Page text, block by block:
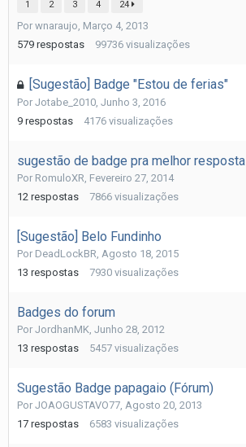
1 2 3 4 24
Por wnaraujo, Março 4, 2013
579 respostas 99736 visualizações
[Sugestão] Badge "Estou de ferias"
Por Jotabe_2010, Junho 3, 2016
9 respostas 4176 visualizações
sugestão de badge pra melhor resposta
Por RomuloXR, Fevereiro 27, 2014
12 respostas 7866 visualizações
[Sugestão] Belo Fundinho
Por DeadLockBR, Agosto 18, 2015
13 respostas 7930 visualizações
Badges do forum
Por JordhanMK, Junho 28, 2012
13 respostas 5457 visualizações
Sugestão Badge papagaio (Fórum)
Por JOAOGUSTAVO77, Agosto 20, 2013
17 respostas 6583 visualizações